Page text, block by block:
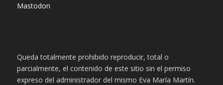
Mastodon
Queda totalmente prohibido reproducir, total o
parcialmente, el contenido de este sitio sin el permiso
expreso del administrador del mismo Eva María Martín.